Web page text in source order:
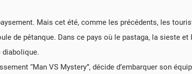
Mais cet été, comme les précédents, les
de pétanque. Dans ce pays où le pastaga, la sieste et
diabolique.
“Man VS Mystery”, décide d’embarquer son
DE DESITJOS, HEU DE